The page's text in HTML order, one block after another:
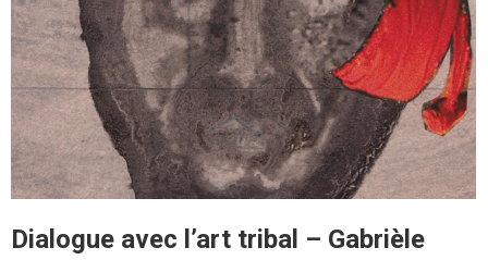
Dialogue avec l’art tribal – Gabrièle